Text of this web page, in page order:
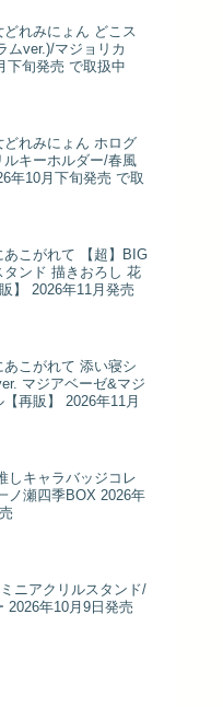
どれみにょん どこス
ムver.)/マジョリカ
下旬発売 で取扱中
どれみにょん ホログ
ルキーホルダー/春風
年10月下旬発売 で取
あこがれて 【超】BIG
タンド 描きおろし 花
】 2026年11月発売
あこがれて 添い寝シ
マジアベーゼ&マジ
再販】 2026年11月
しキャラバッジコレ
ノ瀬四季BOX 2026年
ニアクリルスタンド/
2026年10月9日発売